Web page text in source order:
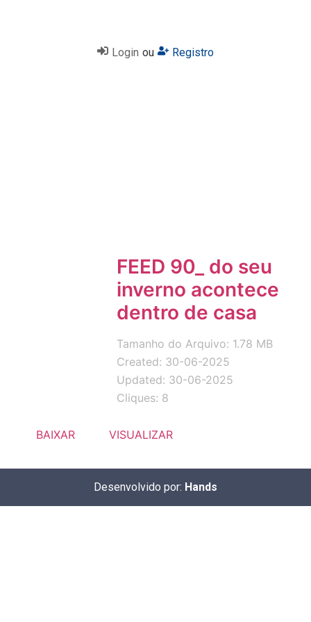
Login ou Registro
FEED 90_ do seu
inverno acontece
dentro de casa
Tamanho do Arquivo: 1.78 MB
Created: 30-06-2025
Updated: 30-06-2025
Cliques: 8
BAIXAR VISUALIZAR
Desenvolvido por: Hands